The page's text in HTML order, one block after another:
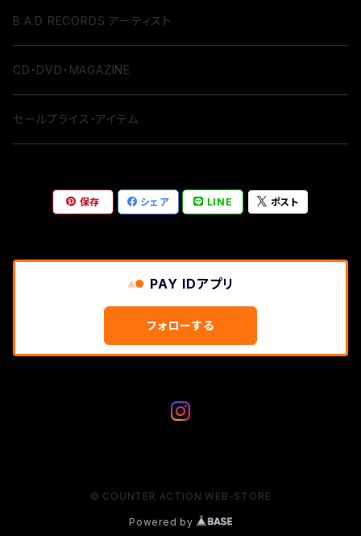
B.A.D RECORDS アーティスト
CD・DVD・MAGAZINE
セールプライス・アイテム
保存 シェア LINE ポスト
PAY IDアプリ
フォローする
© COUNTER ACTION WEB-STORE
Powered by